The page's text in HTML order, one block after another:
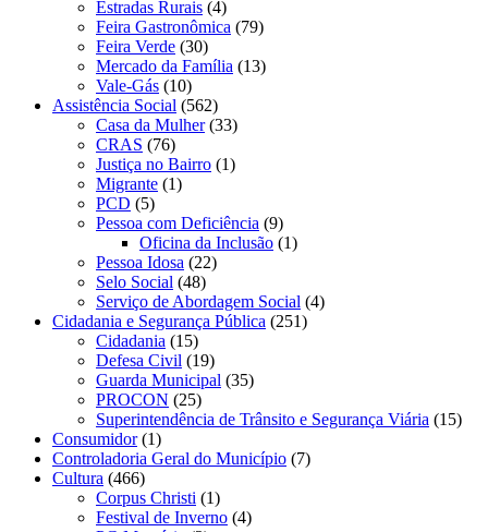
Estradas Rurais (4)
Feira Gastronômica (79)
Feira Verde (30)
Mercado da Família (13)
Vale-Gás (10)
Assistência Social (562)
Casa da Mulher(33)
CRAS (76)
Justiça no Bairro (1)
Migrante (1)
PCD (5)
Pessoa com Deficiência (9)
Oficina da Inclusão (1)
Pessoa Idosa (22)
Selo Social (48)
Serviço de Abordagem Social (4)
Cidadania e Segurança Pública (251)
Cidadania (15)
Defesa Civil (19)
Guarda Municipal (35)
PROCON (25)
Superintendência de Trânsito e Segurança Viária (15)
Consumidor(1)
Controladoria Geral do Município (7)
Cultura (466)
Corpus Christi (1)
Festival de Inverno (4)